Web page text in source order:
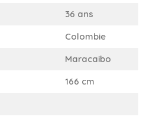
36 ans
Colombie
Maracaibo
166 cm